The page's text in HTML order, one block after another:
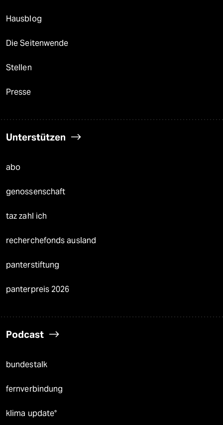
Hausblog
Die Seitenwende
Stellen
Presse
Unterstützen
abo
genossenschaft
taz zahl ich
recherchefonds ausland
panterstiftung
panterpreis 2026
Podcast
bundestalk
fernverbindung
klima update°